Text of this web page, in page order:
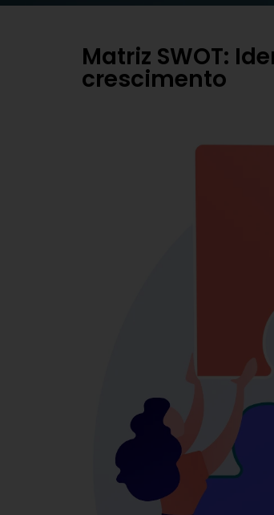
Matriz SWOT:
crescimento